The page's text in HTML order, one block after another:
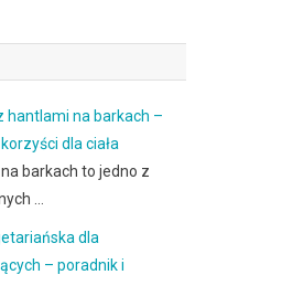
hantlami na barkach –
dla ciała
barkach to jedno z
…
dla
– poradnik i